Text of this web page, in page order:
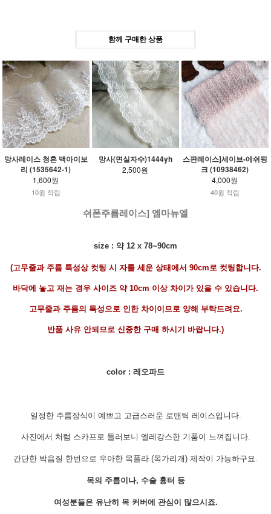
함께 구매한 상품
망사레이스 청혼 백아이보
리 (1535642-1)
1,600원
10원 적립
망사(면실자수)1444yh
2,500원
스판레이스]세이브-에쉬핑
크 (10938462)
4,000원
40원 적립
쉬폰주름레이스] 엠마뉴엘
size : 약 12 x 78~90cm
(고무줄과 주름 특성상 컷팅 시 자를 세운 상태에서 90cm로 컷팅합니다.
바닥에 놓고 재는 경우 사이즈 약 10cm 이상 차이가 있을 수 있습니다.
고무줄과 주름의 특성으로 인한 차이이므로 양해 부탁드려요.
반품 사유 안되므로 신중한 구매 하시기 바랍니다.)
color : 레오파드
일정한 주름장식이 예쁘고 고급스러운 로맨틱 레이스입니다.
사진에서 처럼 스카프로 둘러보니 엘레강스한 기품이 느껴집니다.
간단한 박음질 한번으로 우아한 목폴라 (목가리개) 제작이 가능하구요.
목의 주름이나, 수술 흉터 등
여성분들은 유난히 목 커버에 관심이 많으시죠.